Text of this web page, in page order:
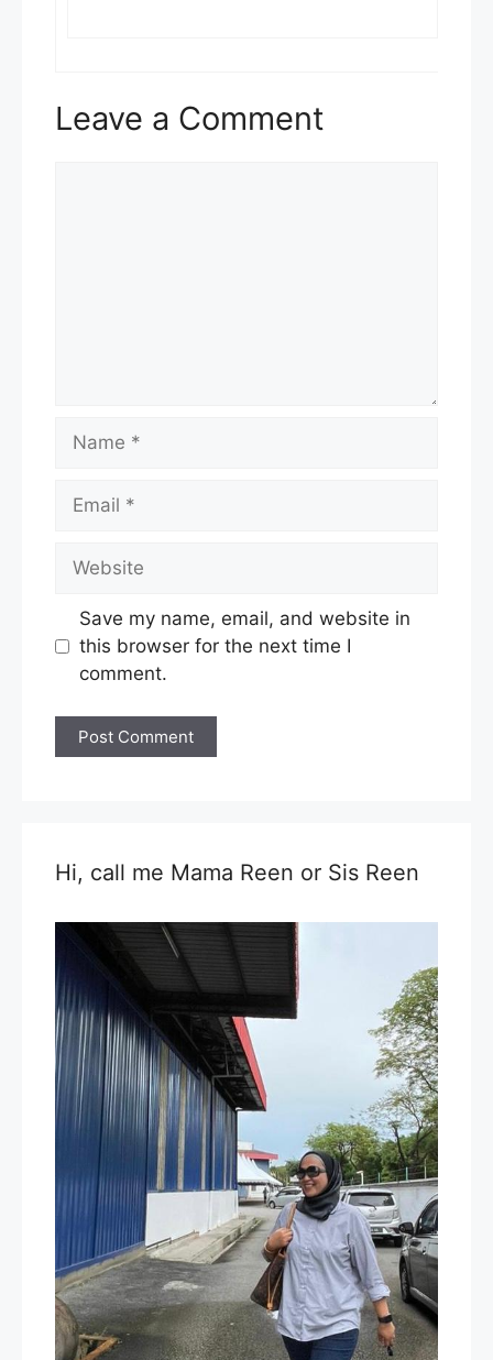
Leave a Comment
Name
Email
Website
Save my name, email, and website in
this browser for the next time I
comment.
Hi, call me Mama Reen or Sis Reen